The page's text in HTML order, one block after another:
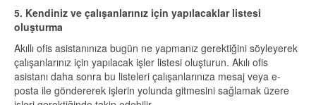
5. Kendiniz ve çalışanlarınız için yapılacaklar listesi
oluşturma
Akıllı ofis asistanınıza bugün ne yapmanız gerektiğini söyleyerek
çalışanlarınız için yapılacak işler listesi oluşturun. Akılı ofis
asistanı daha sonra bu listeleri çalışanlarınıza mesaj veya e-
posta ile göndererek işlerin yolunda gitmesini sağlamak üzere